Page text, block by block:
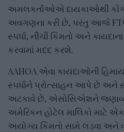
અમલકર્તાઓએ દાયકાઓથી
અવગણના કરી છે, પરંતુ આજે
સ્પર્ધા, નીચી કિંમતો અને
કરવામાં મદદ કરશે.
AAHOA એવા કાયદાઓની
સ્પર્ધાને પ્રોત્સાહન આપે છે અને
અટકાવે છે, એસોસિએશને
અમેરિકન હોટેલ માલિકો માટે
અયોગ્ય કિંમતો સામે લડવા અને